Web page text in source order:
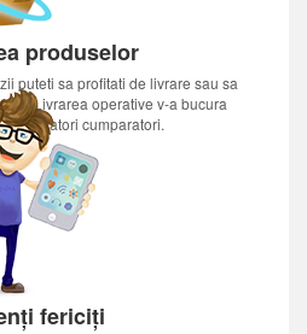
produselor
puteti sa profitati de livrare sau sa
operative v-a bucura
cumparatori.
fericiți